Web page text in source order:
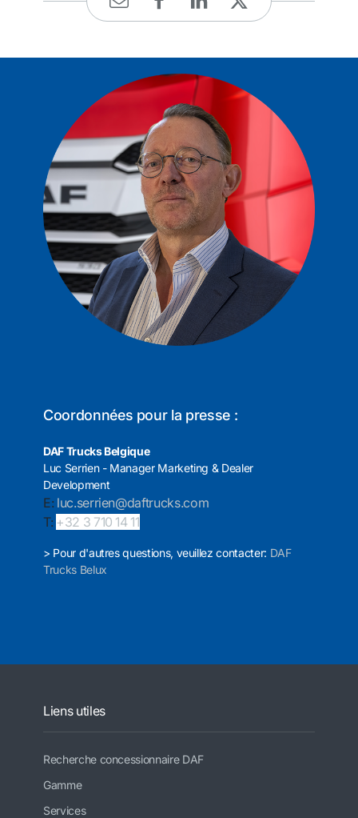
Coordonnées pour la presse :
DAF Trucks Belgique
Luc Serrien - Manager Marketing & Dealer
Development
E: luc.serrien@daftrucks.com
T: +32 3 710 14 11
> Pour d'autres questions, veuillez contacter: DAF
Trucks Belux
Liens utiles
Recherche concessionnaire DAF
Gamme
Services